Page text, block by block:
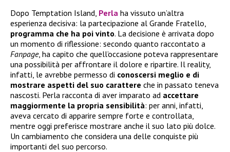
Dopo Temptation Island, Perla ha vissuto un’altra
esperienza decisiva: la partecipazione al Grande Fratello,
programma che ha poi vinto. La decisione è arrivata dopo
un momento di riflessione: secondo quanto raccontato a
Fanpage, ha capito che quell’occasione poteva rappresentare
una possibilità per affrontare il dolore e ripartire. Il reality,
infatti, le avrebbe permesso di conoscersi meglio e di
mostrare aspetti del suo carattere che in passato teneva
nascosti. Perla racconta di aver imparato ad accettare
maggiormente la propria sensibilità: per anni, infatti,
aveva cercato di apparire sempre forte e controllata,
mentre oggi preferisce mostrare anche il suo lato più dolce.
Un cambiamento che considera una delle conquiste più
importanti del suo percorso.